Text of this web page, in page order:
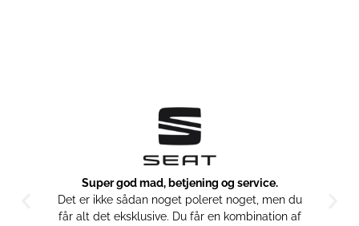
Super god mad, betjening og service.
Det er ikke sådan noget poleret noget, men du
får alt det eksklusive. Du får en kombination af